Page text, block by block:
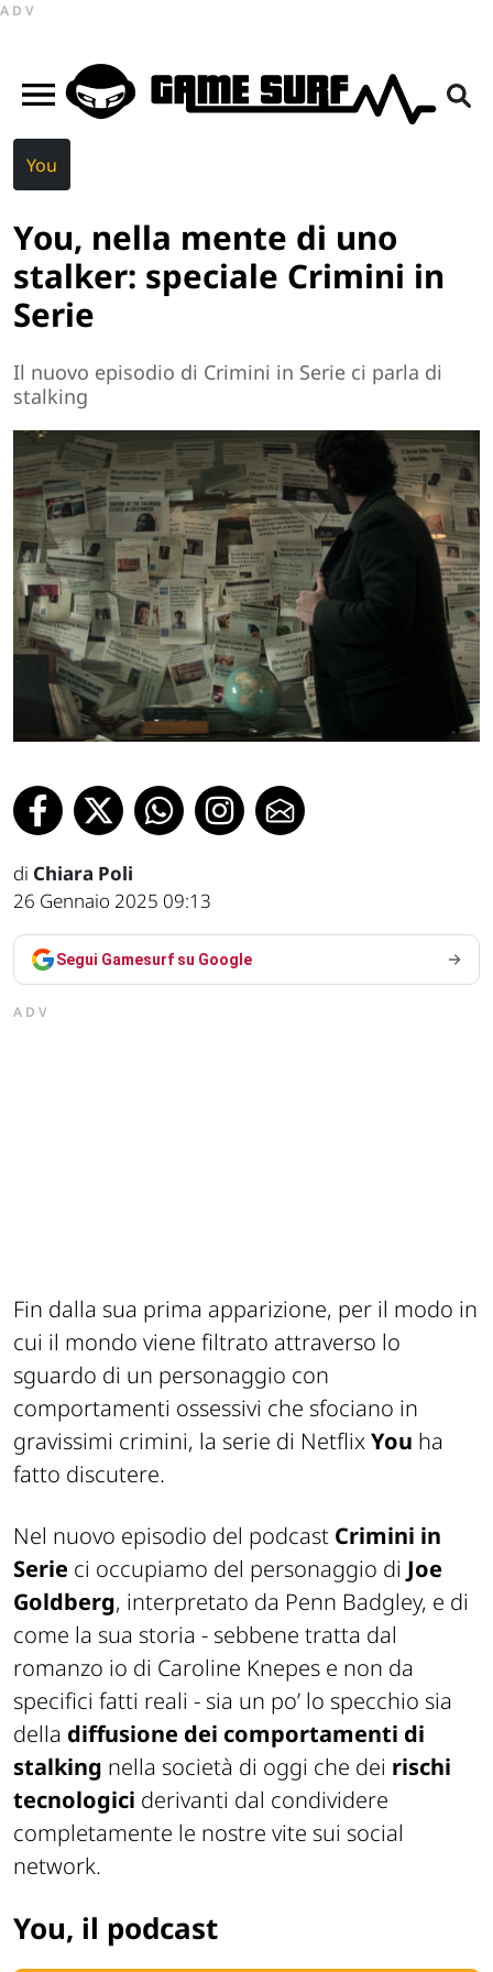
ADV
You
You, nella mente di uno
stalker: speciale Crimini in
Serie
Il nuovo episodio di Crimini in Serie ci parla di
stalking
di Chiara Poli
26 Gennaio 2025 09:13
Segui Gamesurf su Google
ADV
Fin dalla sua prima apparizione, per il modo in
cui il mondo viene filtrato attraverso lo
sguardo di un personaggio con
comportamenti ossessivi che sfociano in
gravissimi crimini, la serie di NetflixYou ha
fatto discutere.
Nel nuovo episodio del podcast Crimini in
Serie ci occupiamo del personaggio di Joe
Goldberg, interpretato da Penn Badgley, e di
come la sua storia - sebbene tratta dal
romanzo io di Caroline Knepes e non da
specifici fatti reali - sia un po’ lo specchio sia
della diffusione dei comportamenti di
stalking nella società di oggi che dei rischi
tecnologici derivanti dal condividere
completamente le nostre vite sui social
network.
You, il podcast